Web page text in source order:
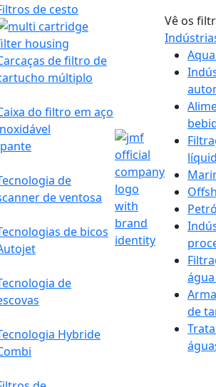
de cesto
de filtro de
múltiplo
do filtro em aço
de
de ventosa
de bicos
de
Hybride
Vê os
de